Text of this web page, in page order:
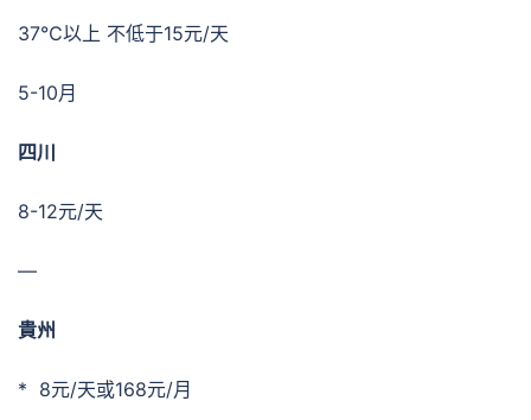
37℃以上 不低于15元/天
5-10月
四川
8-12元/天
—
貴州
* 8元/天或168元/月